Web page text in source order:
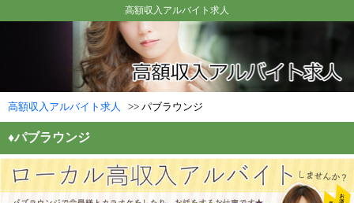
高額収入アルバイト求人
高額収入アルバイト求人 >> パブラウンジ
♦パブラウンジ